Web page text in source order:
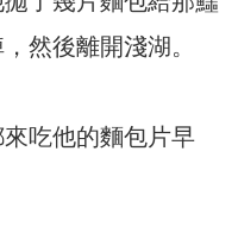
然後離開淺湖。
吃他的麵包片早